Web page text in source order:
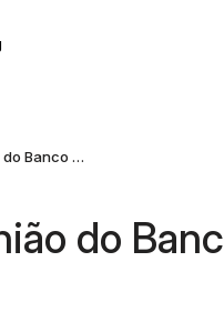
Quando será a próxima reunião do Banco da Inglaterra em 2026?
do